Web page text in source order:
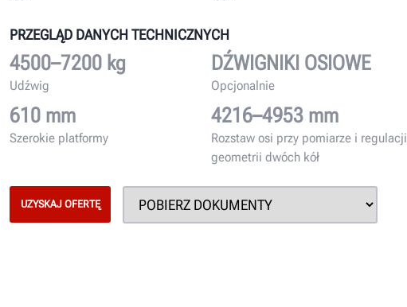
PRZEGLĄD DANYCH TECHNICZNYCH
4500–7200 kg
Udźwig
DŹWIGNIKI OSIOWE
Opcjonalnie
610 mm
Szerokie platformy
4216–4953 mm
Rozstaw osi przy pomiarze i regulacji
geometrii dwóch kół
UZYSKAJ OFERTĘ